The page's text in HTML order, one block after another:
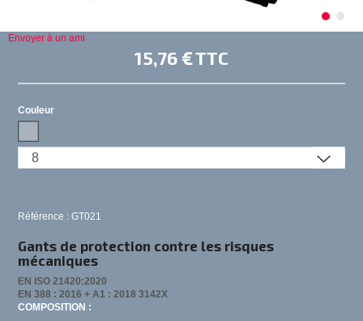
Envoyer à un ami
15,76 €TTC
Couleur
Référence : GT021
Gants de protection contre les risques
mécaniques
EN ISO 21420:2020
EN 388 : 2016 + A1 : 2018 3142X
COMPOSITION :